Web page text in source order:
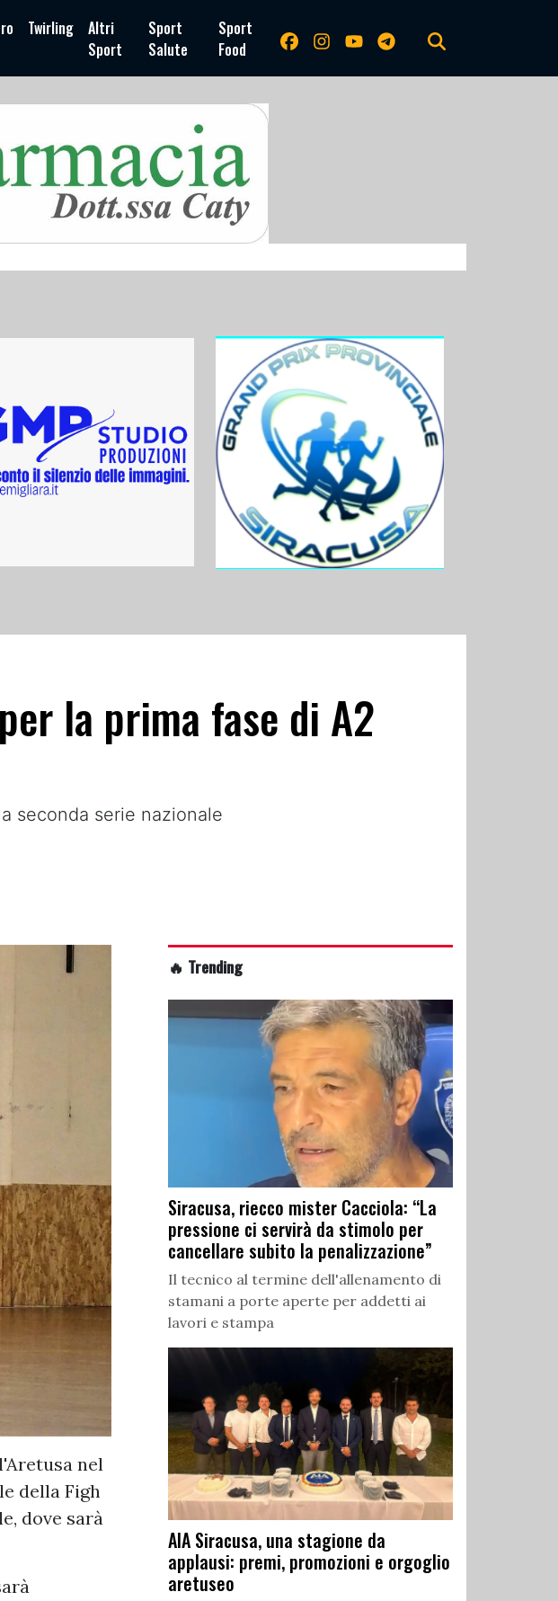
Twirling
Altri
Sport
Sport
Salute
Sport
Food
la prima fase di A2
seconda serie nazionale
nel
della Figh
dove sarà
🔥 Trending
Siracusa, riecco mister Cacciola: “La
pressione ci servirà da stimolo per
cancellare subito la penalizzazione”
Il tecnico al termine dell'allenamento di
stamani a porte aperte per addetti ai
lavori e stampa
AIA Siracusa, una stagione da
applausi: premi, promozioni e orgoglio
aretuseo